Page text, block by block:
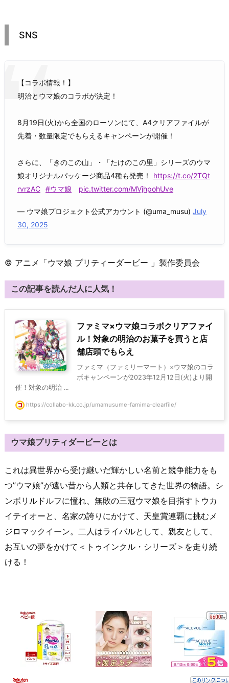
SNS
【コラボ情報！】
明治とウマ娘のコラボが決定！
8月19日(火)から全国のローソンにて、A4クリアファイルが
先着・数量限定でもらえるキャンペーンが開催！
さらに、「きのこの山」・「たけのこの里」シリーズのウマ
娘オリジナルパッケージ商品4種も発売！
https://t.co/2TQt
rvrzAC #ウマ娘 pic.twitter.com/MVjhpohUve
— ウマ娘プロジェクト公式アカウント (@uma_musu) July
30, 2025
© アニメ「ウマ娘 プリティーダービー 」製作委員会
この記事を読んだ人に人気！
ファミマ×ウマ娘コラボクリアファイ
ル！対象の明治のお菓子を買うと店
舗店頭でもらえ
ファミマ（ファミリーマート）×ウマ娘のコラ
ボキャンペーンが2023年12月12日(火)より開
催！対象の明治 ...
https://collabo-kk.co.jp/umamusume-famima-clearfile/
ウマ娘プリティダービーとは
これは異世界から受け継いだ輝かしい名前と競争能力をも
つ”ウマ娘”が遠い昔から人類と共存してきた世界の物語。シ
ンボリルドルフに憧れ、無敗の三冠ウマ娘を目指すトウカ
イテイオーと、名家の誇りにかけて、天皇賞連覇に挑むメ
ジロマックイーン。二人はライバルとして、親友として、
お互いの夢をかけて＜トゥインクル・シリーズ＞を走り続
ける！